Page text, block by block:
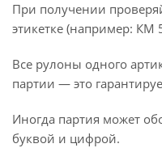
При получении
этикетке (например: КМ
Все рулоны одного
партии — это
Иногда партия может
буквой и цифрой.